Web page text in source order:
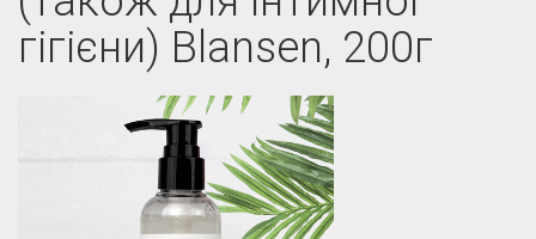
гігієни) Blansen, 200г